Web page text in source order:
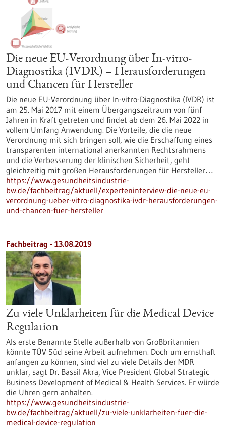
Die neue EU-Verordnung über In-vitro-
Diagnostika (IVDR) – Herausforderungen
und Chancen für Hersteller
Die neue EU-Verordnung über In-vitro-Diagnostika (IVDR) ist
am 25. Mai 2017 mit einem Übergangszeitraum von fünf
Jahren in Kraft getreten und findet ab dem 26. Mai 2022 in
vollem Umfang Anwendung. Die Vorteile, die die neue
Verordnung mit sich bringen soll, wie die Erschaffung eines
transparenten international anerkannten Rechtsrahmens
und die Verbesserung der klinischen Sicherheit, geht
gleichzeitig mit großen Herausforderungen für Hersteller…
https://www.gesundheitsindustrie-
bw.de/fachbeitrag/aktuell/experteninterview-die-neue-eu-
verordnung-ueber-vitro-diagnostika-ivdr-herausforderungen-
und-chancen-fuer-hersteller
Fachbeitrag - 13.08.2019
Zu viele Unklarheiten für die Medical Device
Regulation
Als erste Benannte Stelle außerhalb von Großbritannien
könnte TÜV Süd seine Arbeit aufnehmen. Doch um ernsthaft
anfangen zu können, sind viel zu viele Details der MDR
unklar, sagt Dr. Bassil Akra, Vice President Global Strategic
Business Development of Medical & Health Services. Er würde
die Uhren gern anhalten.
https://www.gesundheitsindustrie-
bw.de/fachbeitrag/aktuell/zu-viele-unklarheiten-fuer-die-
medical-device-regulation